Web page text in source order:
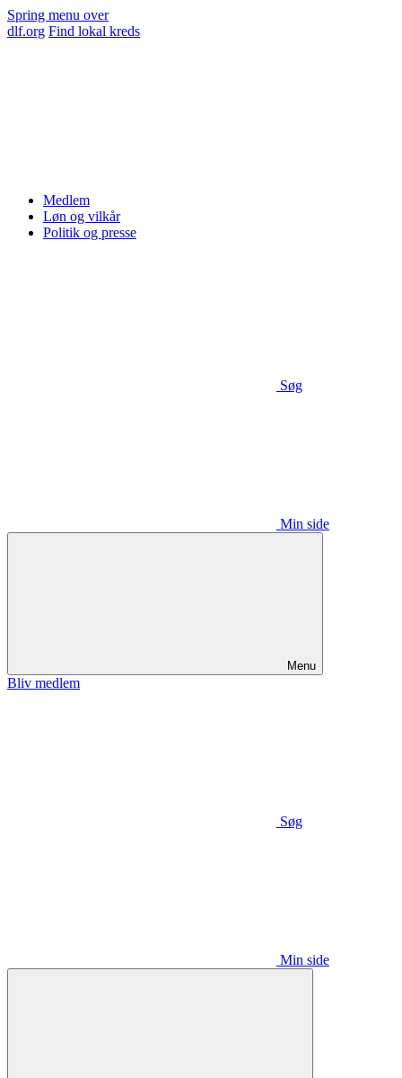
Spring menu over
dlf.org Find lokal kreds
Medlem
Løn og vilkår
Politik og presse
Søg
Min side
Menu
Bliv medlem
Søg
Min side